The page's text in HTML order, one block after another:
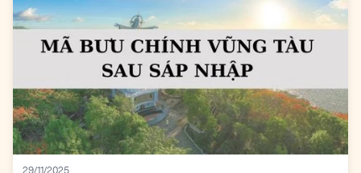
29/11/2025